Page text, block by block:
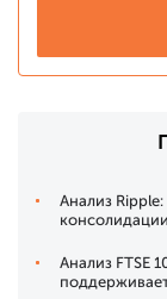
Анализ
консолидации
Анализ FTSE